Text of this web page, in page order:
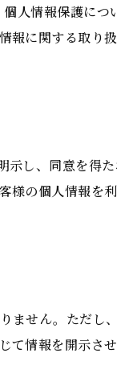
人情報保護につ
報に関する取り
示し、同意を得
様の個人情報を
ません。ただし
て情報を開示さ